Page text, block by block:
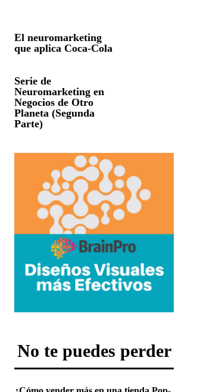
El neuromarketing
que aplica Coca-Cola
Serie de
Neuromarketing en
Negocios de Otro
Planeta (Segunda
Parte)
No te puedes perder